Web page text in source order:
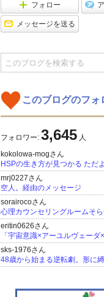
フォロー
メッセージを送る
このブログのフォ
フォロワー: 3,645 人
kokolowa-mogさん
HSPの生き方が見つかる ただ
mrj0227さん
空人。経由のメッセージ
sorairocoさん
eritin0626さん
sks-1976さん